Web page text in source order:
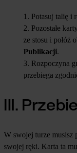
Potasuj talię i
Pozostałe
ze stosu i połóż
Publikacji.
Rozpoczyna
przebiega
III.
W swojej turze musisz
swojej ręki. Karta ta